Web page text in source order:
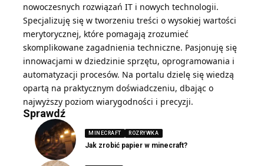
nowoczesnych rozwiązań IT i nowych technologii.
Specjalizuję się w tworzeniu treści o wysokiej wartości
merytorycznej, które pomagają zrozumieć
skomplikowane zagadnienia techniczne. Pasjonuję się
innowacjami w dziedzinie sprzętu, oprogramowania i
automatyzacji procesów. Na portalu dzielę się wiedzą
opartą na praktycznym doświadczeniu, dbając o
najwyższy poziom wiarygodności i precyzji.
Sprawdź
MINECRAFT ROZRYWKA
Jak zrobić papier w minecraft?